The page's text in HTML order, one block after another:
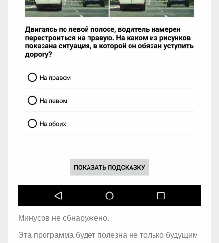
Минусов не обнаружено.
Эта программа будет полезна не только будущим